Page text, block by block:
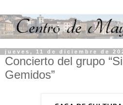
jueves, 11 de diciembre de
Concierto del grupo
Gemidos”